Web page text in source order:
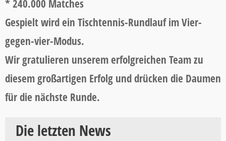
* 240.000 Matches
Gespielt wird ein Tischtennis-Rundlauf im Vier-
gegen-vier-Modus.
Wir gratulieren unserem erfolgreichen Team zu
diesem großartigen Erfolg und drücken die Daumen
für die nächste Runde.
Die letzten News